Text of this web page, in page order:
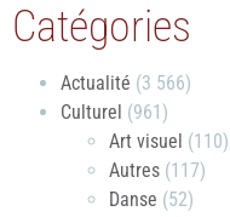
Catégories
Actualité (3 566)
Culturel (961)
Art visuel (110)
Autres (117)
Danse (52)